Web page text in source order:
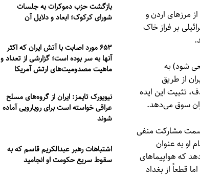
مرزهای اردن و
اسرائیلی بر فراز خاک
شود) به
از طریق
تثبیت این ایده
سوق می‌دهد.
سمت مشارکت منفی
او به عنوان
که هواپیماهای
قطعاً از بغداد
بازگشت حزب دموکرات به جلسات
شورای کرکوک؛ ابعاد و دلایل آن
۶۵۳ مورد اصابت با آتش ایران که اکثر
آنها به سر بوده است؛ گزارشی از تعداد و
ماهیت مصدومیت‌های ارتش آمریکا
نیویورک تایمز: ایران از گروه‌های مسلح
عراقی خواسته است برای رویارویی آماده
شوند
اشتباهات رهبر عبدالکریم قاسم که به
سقوط سریع حکومت او انجامید